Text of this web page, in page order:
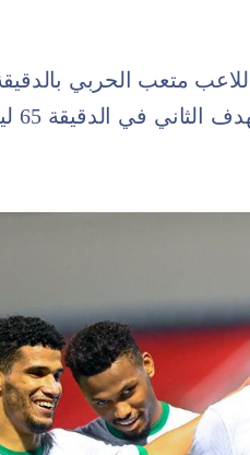
من عمر